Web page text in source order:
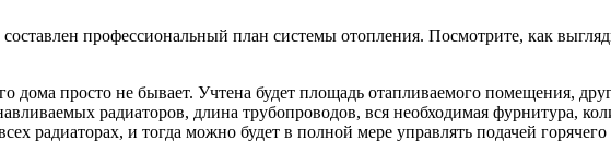
составлен профессиональный план системы отопления. Посмотрите, как
дома просто не бывает. Учтена будет площадь отапливаемого помещения,
радиаторов, длина трубопроводов, вся необходимая фурнитура,
радиаторах, и тогда можно будет в полной мере управлять подачей